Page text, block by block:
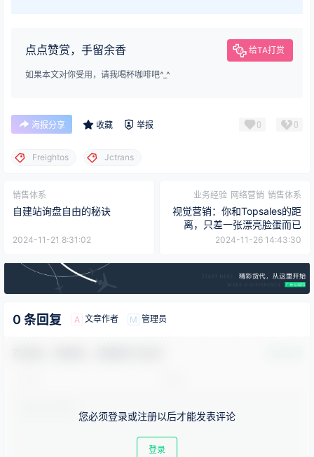
点点赞赏，手留余香 给TA打赏
如果本文对你受用，请我喝杯咖啡吧^_^
海报分享 收藏 举报 0 0
Freightos Jctrans
销售体系
自建站询盘自由的秘诀
2024-11-21 8:31:02
业务经验 网络营销 销售体系
视觉营销：你和Topsales的距
离，只差一张漂亮脸蛋而已
2024-11-26 14:43:30
0 条回复 A 文章作者 M 管理员
您必须登录或注册以后才能发表评论
登录